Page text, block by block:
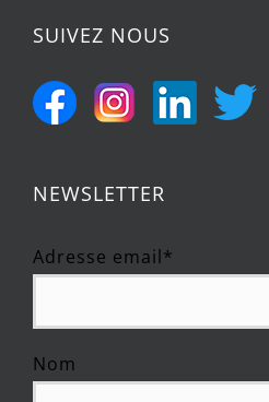
SUIVEZ NOUS
NEWSLETTER
Adresse email*
Nom